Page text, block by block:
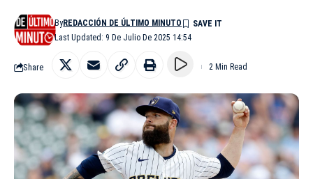
Last Updated: 9 De Julio De 2025 14:54
ByREDACCIÓN DE ÚLTIMO MINUTO
Share 2 Min Read